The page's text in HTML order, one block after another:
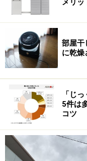
マンション名を目
居住者などには何
ッパーの広告（マン
意図して掲げられて
しかし、高級マン
げれば、わざわざ
宣言しているような
それはともかくと
部屋干
に乾燥
「じ
5件は
コツ